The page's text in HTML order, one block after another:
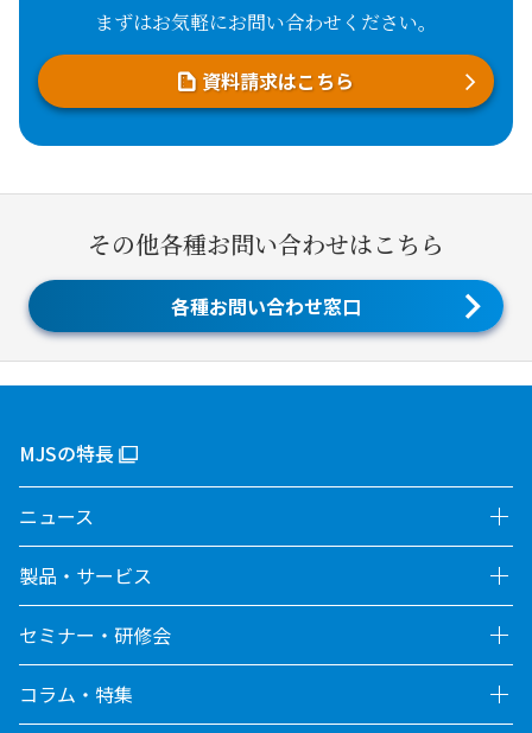
まずはお気軽にお問い合わせください。
資料請求はこちら
その他各種お問い合わせはこちら
各種お問い合わせ窓口
MJSの特長
ニュース
製品・サービス
セミナー・研修会
コラム・特集